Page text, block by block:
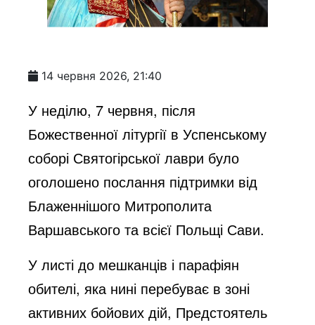
14 червня 2026, 21:40
У неділю, 7 червня, після
Божественної літургії в Успенському
соборі Святогірської лаври було
оголошено послання підтримки від
Блаженнішого Митрополита
Варшавського та всієї Польщі Сави.
У листі до мешканців і парафіян
обителі, яка нині перебуває в зоні
активних бойових дій, Предстоятель